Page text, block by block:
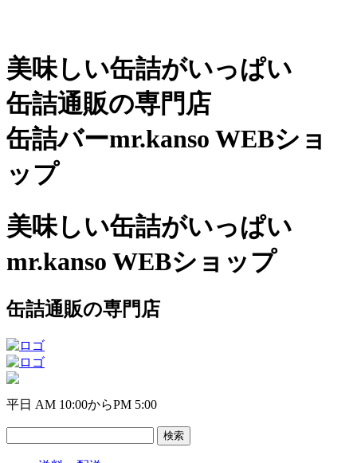
美味しい缶詰がいっぱい
缶詰通販の専門店
缶詰バーmr.kanso WEBショ
ップ
美味しい缶詰がいっぱい
mr.kanso WEBショップ
缶詰通販の専門店
平日 AM 10:00からPM 5:00